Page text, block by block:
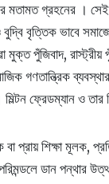
মতামত গ্রহনের ।
বৃত্তিক ভাবে
মুক্ত পুঁজিবাদ, রাস্ট্রীয়
গণতান্ত্রিক
ফ্রেডম্যান ও
প্রায় শিক্ষা মূলক,
ডান পন্থার